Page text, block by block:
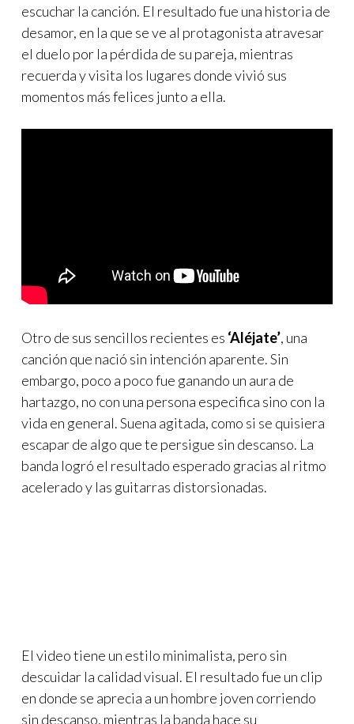
escuchar la canción. El resultado fue una historia de
desamor, en la que se ve al protagonista atravesar
el duelo por la pérdida de su pareja, mientras
recuerda y visita los lugares donde vivió sus
momentos más felices junto a ella.
Otro de sus sencillos recientes es ‘Aléjate’, una
canción que nació sin intención aparente. Sin
embargo, poco a poco fue ganando un aura de
hartazgo, no con una persona especifica sino con la
vida en general. Suena agitada, como si se quisiera
escapar de algo que te persigue sin descanso. La
banda logró el resultado esperado gracias al ritmo
acelerado y las guitarras distorsionadas.
El video tiene un estilo minimalista, pero sin
descuidar la calidad visual. El resultado fue un clip
en donde se aprecia a un hombre joven corriendo
sin descanso, mientras la banda hace su